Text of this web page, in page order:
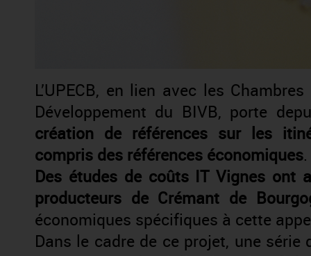
L’UPECB, en lien avec les
Développement du BIVB, porte
création de références sur les
compris des références économiques.
Des études de coûts IT Vignes ont
producteurs de Crémant de
économiques spécifiques à cette
Dans le cadre de ce projet, une